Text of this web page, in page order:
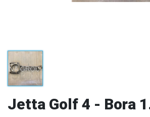
Jetta Golf 4 - Bora